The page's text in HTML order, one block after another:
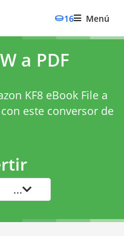
16 Menú
a PDF
KF8 eBook File a
este conversor de
...